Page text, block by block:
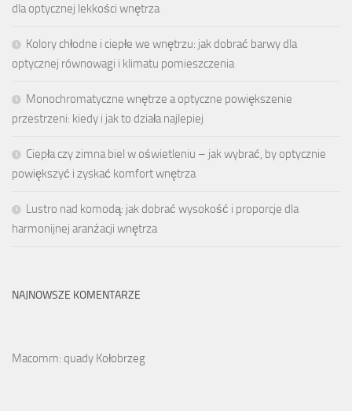
dla optycznej lekkości wnętrza
Kolory chłodne i ciepłe we wnętrzu: jak dobrać barwy dla
optycznej równowagi i klimatu pomieszczenia
Monochromatyczne wnętrze a optyczne powiększenie
przestrzeni: kiedy i jak to działa najlepiej
Ciepła czy zimna biel w oświetleniu – jak wybrać, by optycznie
powiększyć i zyskać komfort wnętrza
Lustro nad komodą: jak dobrać wysokość i proporcje dla
harmonijnej aranżacji wnętrza
NAJNOWSZE KOMENTARZE
Macomm: quady Kołobrzeg